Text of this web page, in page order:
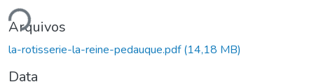
Arquivos
la-rotisserie-la-reine-pedauque.pdf(14,18 MB)
Data